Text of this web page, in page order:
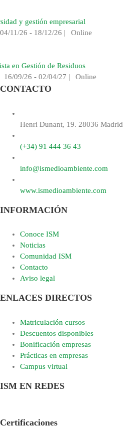
y gestión empresarial
04/11/26 - 18/12/26 | Online
en Gestión de Residuos
16/09/26 - 02/04/27 | Online
CONTACTO
Henri Dunant, 19. 28036 Madrid
(+34) 91 444 36 43
info@ismedioambiente.com
www.ismedioambiente.com
INFORMACIÓN
Conoce ISM
Noticias
Comunidad ISM
Contacto
Aviso legal
ENLACES DIRECTOS
Matriculación cursos
Descuentos disponibles
Bonificación empresas
Prácticas en empresas
Campus virtual
ISM EN REDES
Certificaciones